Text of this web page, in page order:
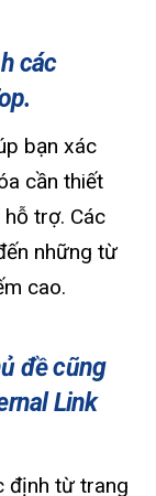
các
bạn xác
cần thiết
trợ. Các
những từ
cao.
đề cũng
Link
định từ trang